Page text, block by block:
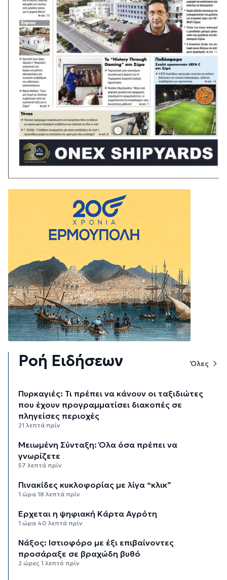
Ροή Ειδήσεων Όλες
Πυρκαγιές: Τι πρέπει να κάνουν οι ταξιδιώτες
που έχουν προγραμματίσει διακοπές σε
πληγείσες περιοχές
21 λεπτά πρίν
Μειωμένη Σύνταξη: Όλα όσα πρέπει να
γνωρίζετε
57 λεπτά πρίν
Πινακίδες κυκλοφορίας με λίγα “κλικ”
1 ώρα 18 λεπτά πρίν
Έρχεται η ψηφιακή Κάρτα Αγρότη
1 ώρα 40 λεπτά πρίν
Νάξος: Ιστιοφόρο με έξι επιβαίνοντες
προσάραξε σε βραχώδη βυθό
2 ώρες 1 λεπτό πρίν